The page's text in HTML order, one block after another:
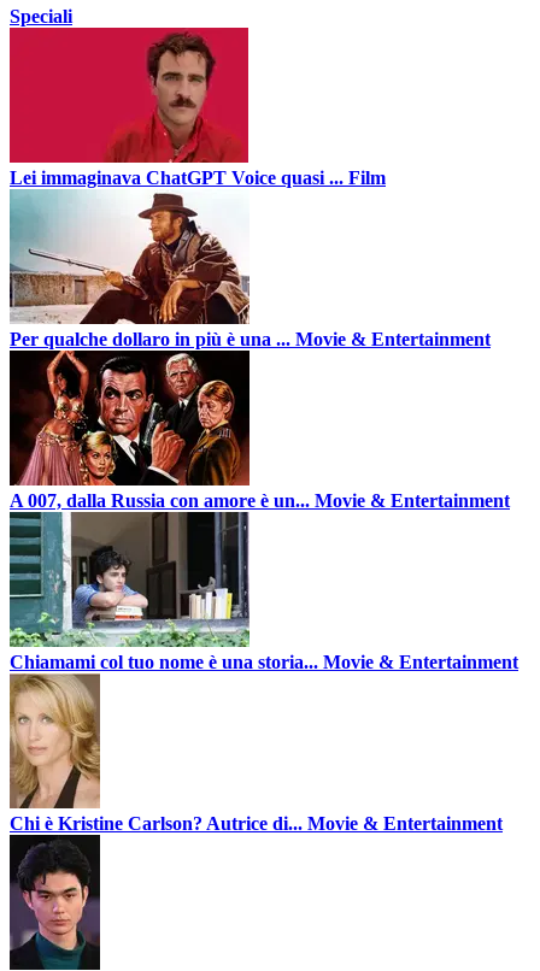
Speciali
Lei immaginava ChatGPT Voice quasi ... Film
Per qualche dollaro in più è una ... Movie & Entertainment
A 007, dalla Russia con amore è un... Movie & Entertainment
Chiamami col tuo nome è una storia... Movie & Entertainment
Chi è Kristine Carlson? Autrice di... Movie & Entertainment